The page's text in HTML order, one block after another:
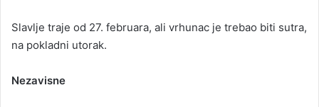
Slavlje traje od 27. februara, ali vrhunac je trebao biti sutra,
na pokladni utorak.
Nezavisne